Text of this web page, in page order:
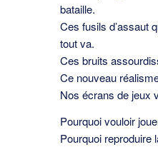
bataille.
Ces fusils d’assaut
tout va.
Ces bruits
Ce nouveau
Nos écrans de jeux
Pourquoi vouloir
Pourquoi reproduire